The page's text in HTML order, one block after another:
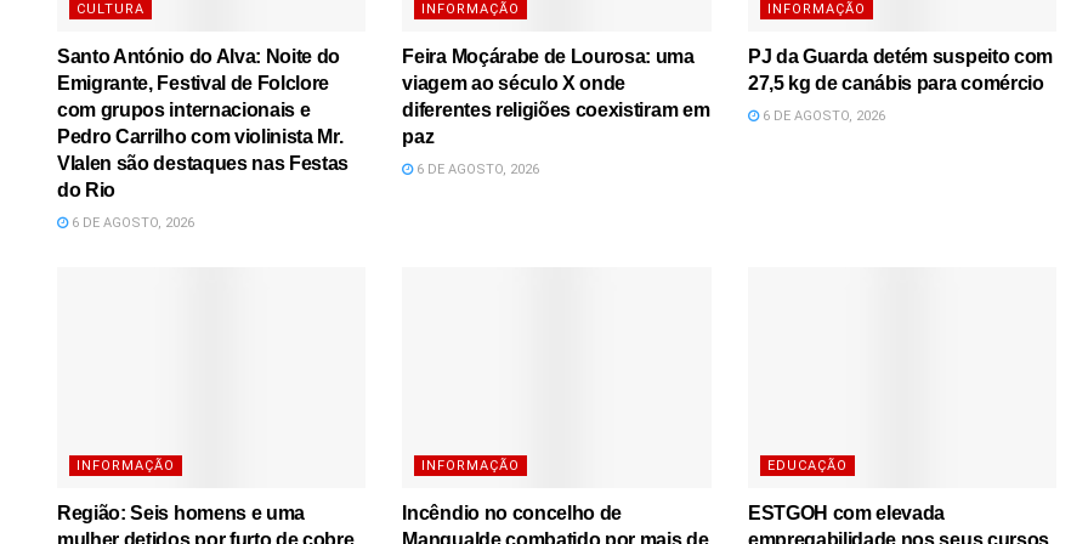
CULTURA
Santo António do Alva: Noite do
Emigrante, Festival de Folclore
com grupos internacionais e
Pedro Carrilho com violinista Mr.
Vlalen são destaques nas Festas
do Rio
6 DE AGOSTO, 2026
INFORMAÇÃO
Feira Moçárabe de Lourosa: uma
viagem ao século X onde
diferentes religiões coexistiram em
paz
6 DE AGOSTO, 2026
INFORMAÇÃO
PJ da Guarda detém suspeito com
27,5 kg de canábis para comércio
6 DE AGOSTO, 2026
INFORMAÇÃO
Região: Seis homens e uma
INFORMAÇÃO
Incêndio no concelho de
EDUCAÇÃO
ESTGOH com elevada